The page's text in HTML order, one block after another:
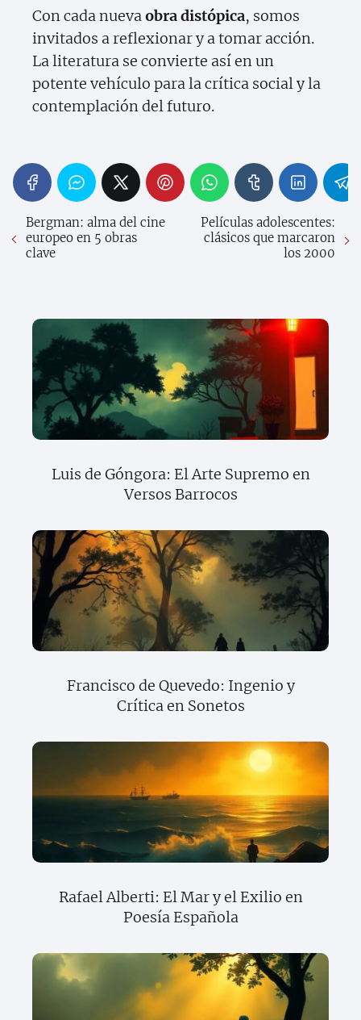
Con cada nuevaobra distópica, somos
invitados a reflexionar y a tomar acción.
La literatura se convierte así en un
potente vehículo para la crítica social y la
contemplación del futuro.
Bergman: alma del cine
europeo en 5 obras
clave
Películas adolescentes:
clásicos que marcaron
los 2000
Luis de Góngora: El Arte Supremo en
Versos Barrocos
Francisco de Quevedo: Ingenio y
Crítica en Sonetos
Rafael Alberti: El Mar y el Exilio en
Poesía Española